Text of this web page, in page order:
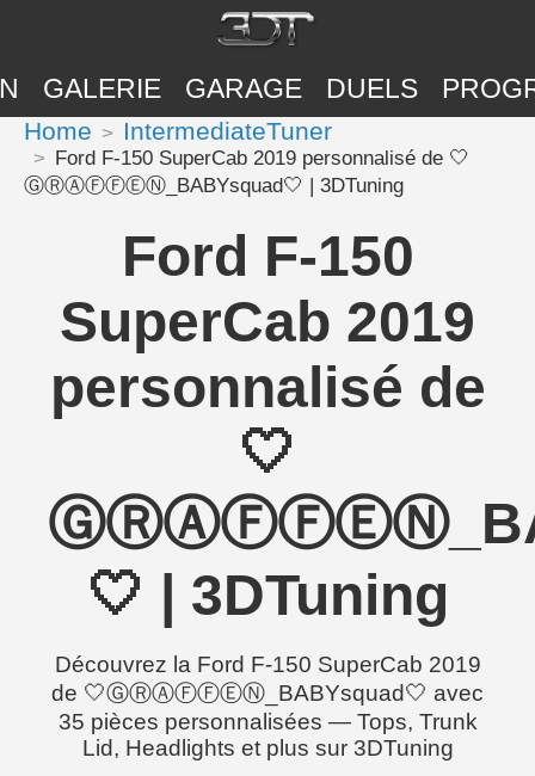
GALERIE GARAGE DUELS
Home IntermediateTuner
Ford F-150 SuperCab 2019 personnalisé de 🤍
ⒼⓇⒶⒻⒻⒺⓃ_BABYsquad🤍 | 3DTuning
Ford F-150
SuperCab 2019
personnalisé de
🤍
🤍 | 3DTuning
Découvrez la Ford F-150 SuperCab 2019
de 🤍ⒼⓇⒶⒻⒻⒺⓃ_BABYsquad🤍 avec
35 pièces personnalisées — Tops, Trunk
Lid, Headlights et plus sur 3DTuning